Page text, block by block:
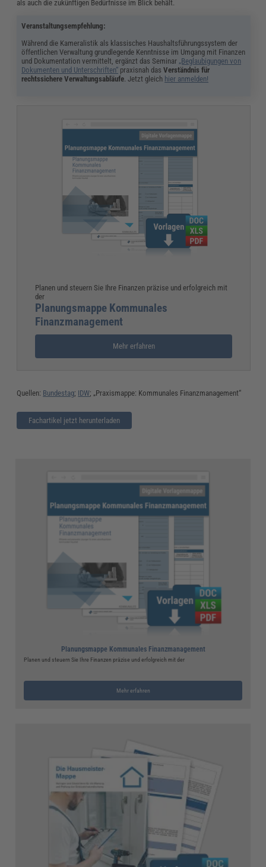
als auch die zukünftigen Bedürfnisse im Blick behält.
Veranstaltungsempfehlung:
Während die Kameralistik als klassisches Haushaltsführungssystem der
öffentlichen Verwaltung grundlegende Kenntnisse im Umgang mit Finanzen
und Dokumentation vermittelt, ergänzt das Seminar „Beglaubigungen von
Dokumenten und Unterschriften“ praxisnah dasVerständnis für
rechtssichere Verwaltungsabläufe. Jetzt gleich hier anmelden!
Planen und steuern Sie Ihre Finanzen präzise und erfolgreich mit
der
Planungsmappe Kommunales
Finanzmanagement
Mehr erfahren
Quellen: Bundestag; IDW; „Praxismappe: Kommunales Finanzmanagement“
Fachartikel jetzt herunterladen
Planungsmappe Kommunales Finanzmanagement
Planen und steuern Sie Ihre Finanzen präzise und erfolgreich mit der
Mehr erfahren